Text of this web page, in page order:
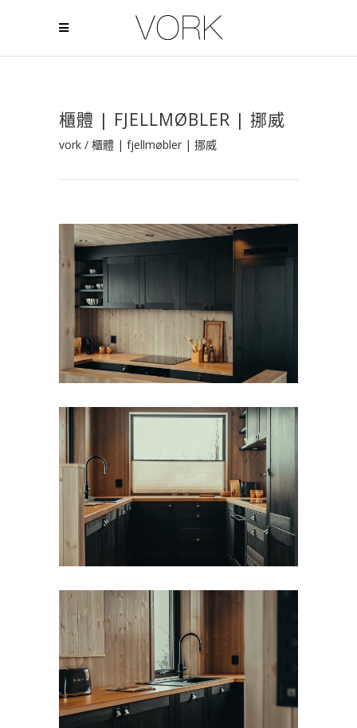
櫃體 | FJELLMØBLER | 挪威
vork / 櫃體 | fjellmøbler | 挪威